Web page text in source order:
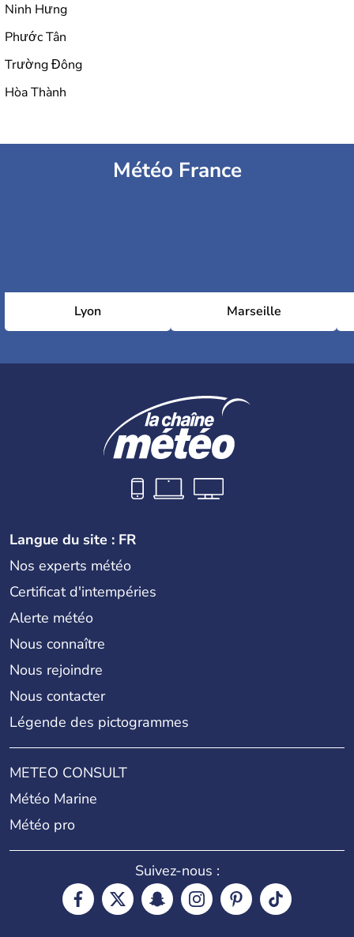
Ninh Hưng
Phước Tân
Trường Đông
Hòa Thành
Météo France
Lyon Marseille
Langue du site : FR
Nos experts météo
Certificat d'intempéries
Alerte météo
Nous connaître
Nous rejoindre
Nous contacter
Légende des pictogrammes
METEO CONSULT
Météo Marine
Météo pro
Suivez-nous :